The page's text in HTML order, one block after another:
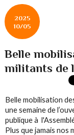
2025
10/05
Belle
militants de
Belle mobilisation
une semaine de
publique à
Plus que jamais nos